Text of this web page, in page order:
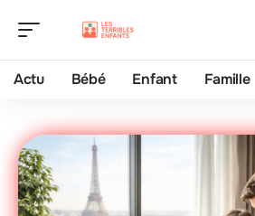
Actu Bébé Enfant Famille